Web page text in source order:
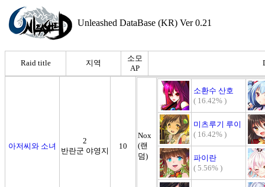
Unleashed DataBase (KR) Ver 0.21
Raid title 지역
소모
AP
아저씨와 소녀
2
반란군 야영지
10
Nox
(랜
덤)
소환수 산호
( 16.42% )
미츠루기 루이
( 16.42% )
파이란
( 5.56% )